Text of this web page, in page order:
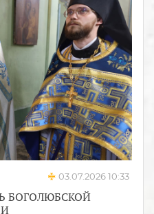
03.07.2026 10:33
БОГОЛЮБСКОЙ